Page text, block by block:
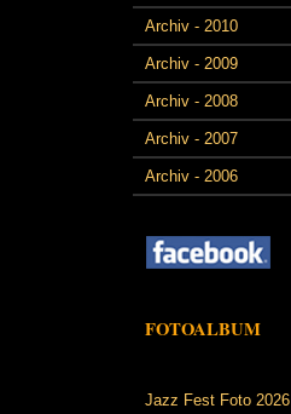
Archiv - 2010
Archiv - 2009
Archiv - 2008
Archiv - 2007
Archiv - 2006
FOTOALBUM
Jazz Fest Foto 2026